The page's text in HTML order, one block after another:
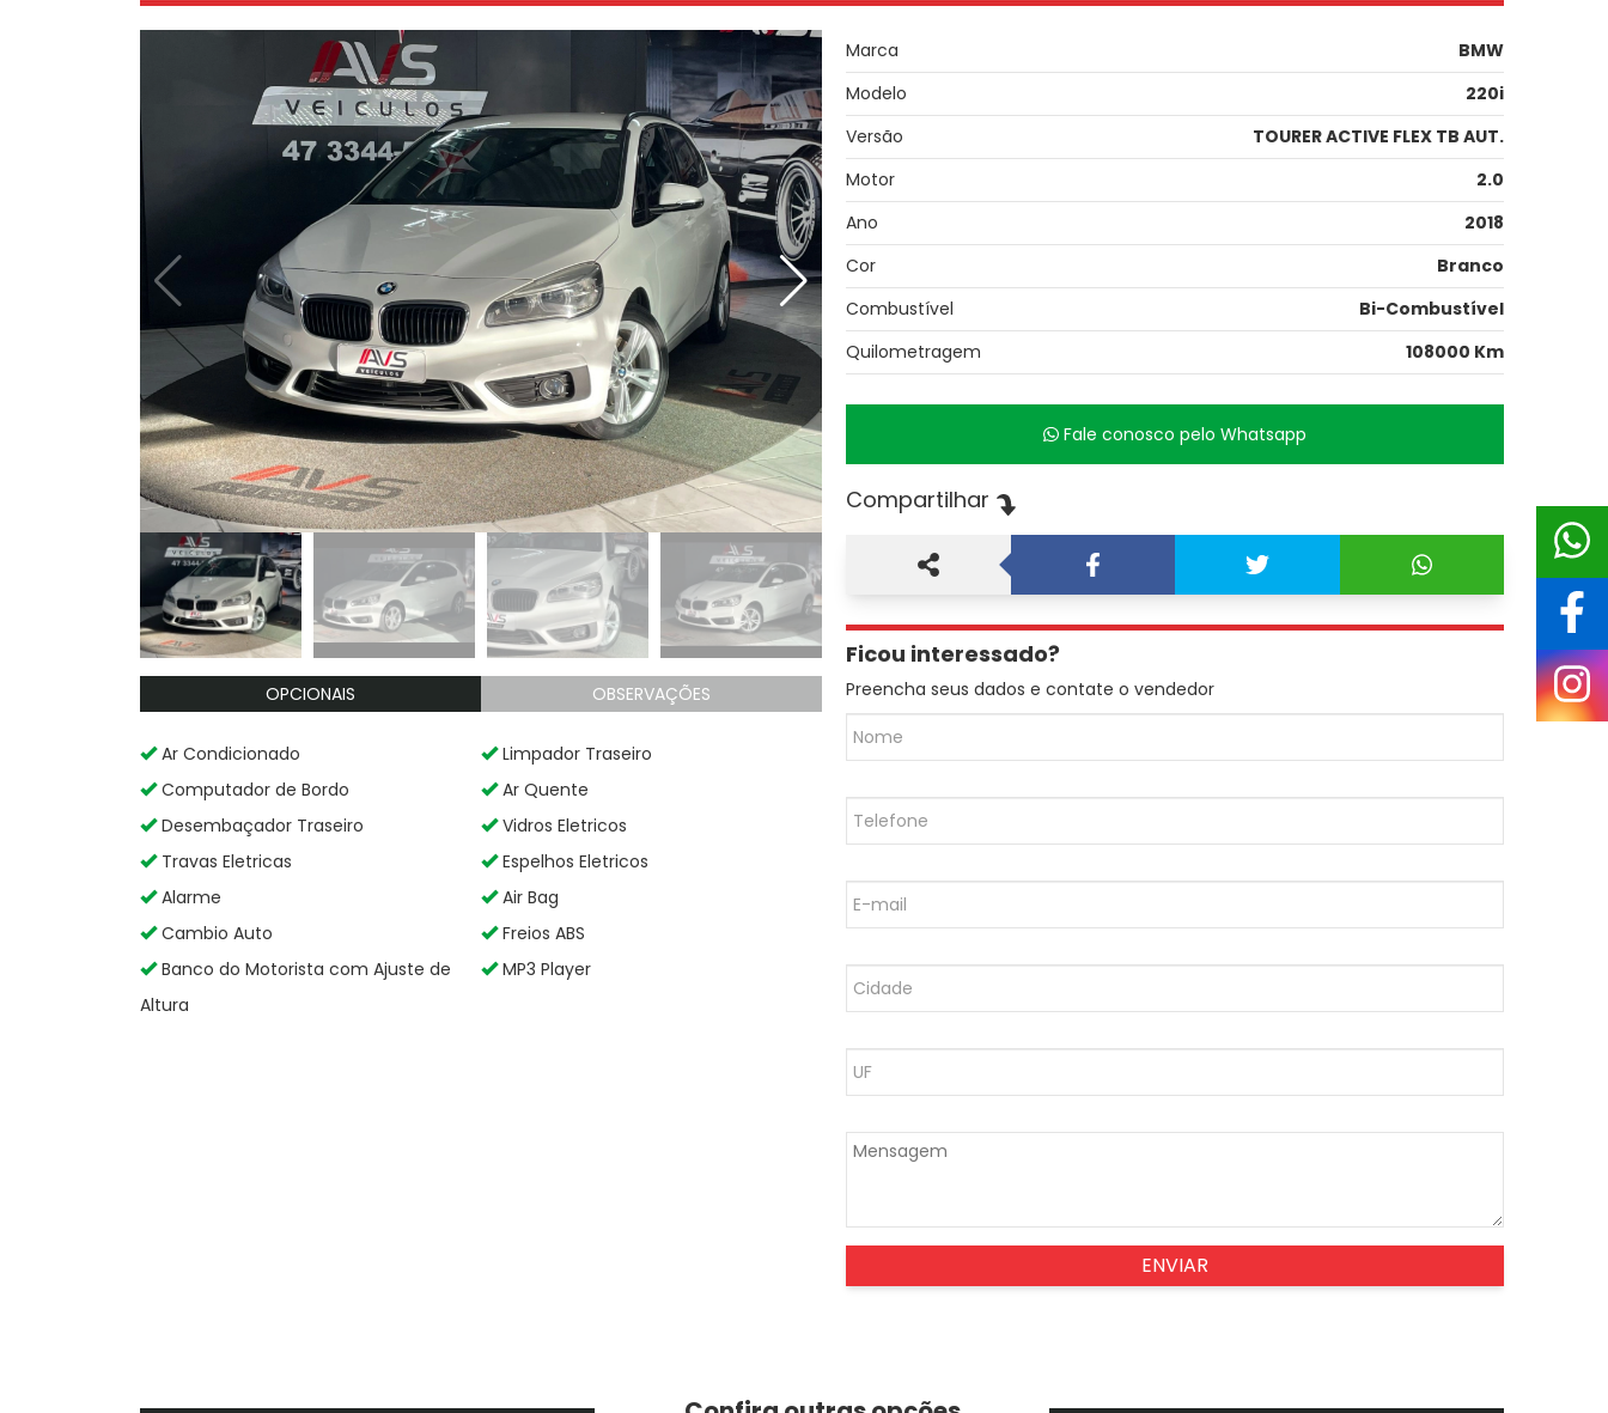
OPCIONAIS OBSERVAÇÕES
Ar Condicionado
Limpador Traseiro
Computador de Bordo
Ar Quente
Desembaçador Traseiro
Vidros Eletricos
Travas Eletricas
Espelhos Eletricos
Alarme
Air Bag
Cambio Auto
Freios ABS
Banco do Motorista com Ajuste de
Altura
MP3 Player
Marca
BMW
Modelo
220i
Versão
TOURER ACTIVE FLEX TB AUT.
Motor
2.0
Ano
2018
Cor
Branco
Combustível
Bi-Combustível
Quilometragem
108000 Km
Fale conosco pelo Whatsapp
Compartilhar
Ficou interessado?
Preencha seus dados e contate o vendedor
ENVIAR